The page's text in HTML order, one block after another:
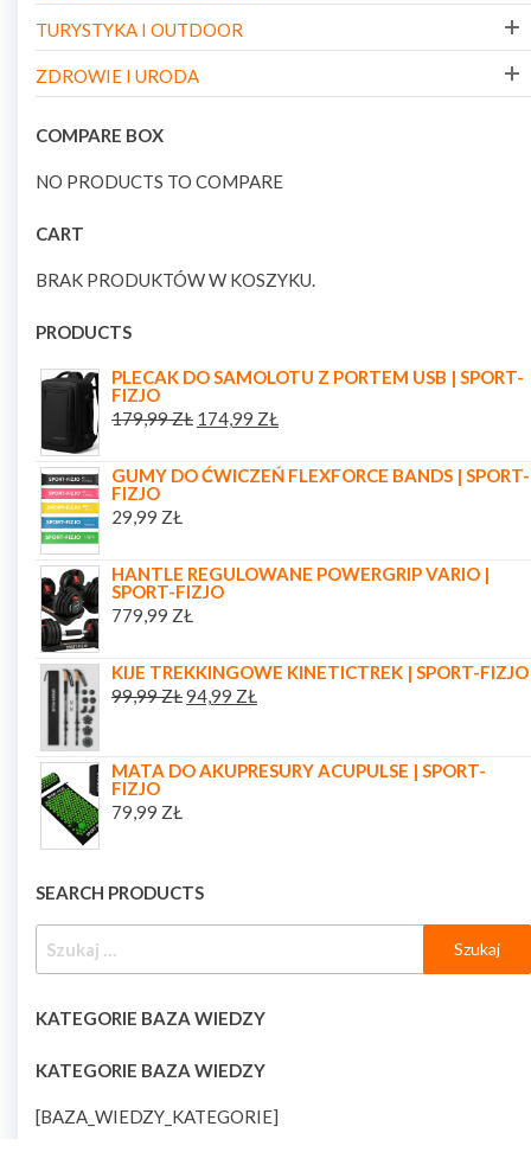
TURYSTYKA I OUTDOOR
ZDROWIE I URODA
COMPARE BOX
NO PRODUCTS TO COMPARE
CART
BRAK PRODUKTÓW W KOSZYKU.
PRODUCTS
PLECAK DO SAMOLOTU Z PORTEM USB | SPORT-
FIZJO
179,99ZŁ 174,99 ZŁ
GUMY DO ĆWICZEŃ FLEXFORCE BANDS | SPORT-
FIZJO
29,99 ZŁ
HANTLE REGULOWANE POWERGRIP VARIO |
SPORT-FIZJO
779,99 ZŁ
KIJE TREKKINGOWE KINETICTREK | SPORT-FIZJO
99,99ZŁ94,99 ZŁ
MATA DO AKUPRESURY ACUPULSE | SPORT-
FIZJO
79,99 ZŁ
SEARCH PRODUCTS
KATEGORIE BAZA WIEDZY
KATEGORIE BAZA WIEDZY
[BAZA_WIEDZY_KATEGORIE]